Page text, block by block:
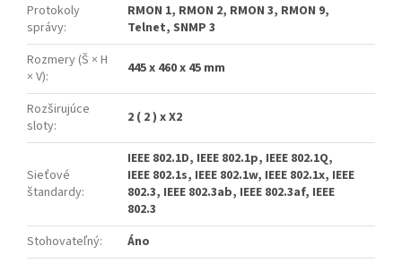
Protokoly
správy:
RMON 1, RMON 2, RMON 3, RMON 9,
Telnet, SNMP 3
Rozmery (Š × H
× V): 445 x 460 x 45 mm
Rozširujúce
sloty: 2 ( 2 ) x X2
Sieťové
štandardy:
IEEE 802.1D, IEEE 802.1p, IEEE 802.1Q,
IEEE 802.1s, IEEE 802.1w, IEEE 802.1x, IEEE
802.3, IEEE 802.3ab, IEEE 802.3af, IEEE
802.3
Stohovateľný:
Áno